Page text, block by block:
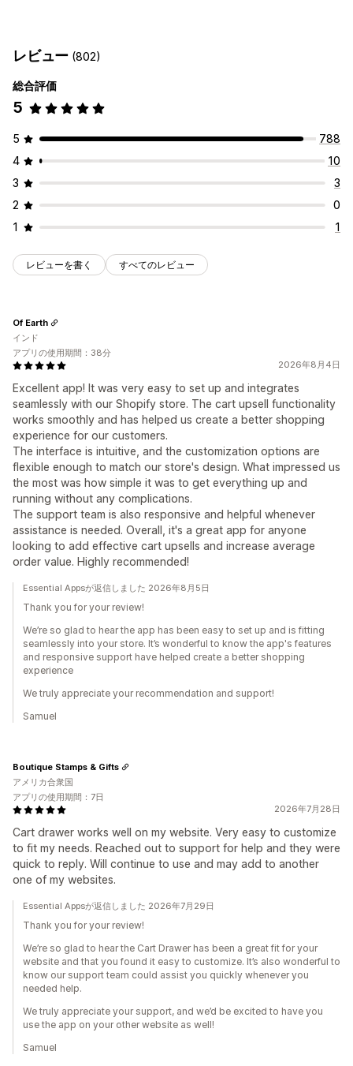
カウントダウンタイマー
アップセル
おすすめ商品 無料配送
カートドロワー カスタムCSS
ドラッグ&ドロップエディタ
オファーとおすすめ
ボリュームディスカウント
AIによるおすすめ
分析
レビュー (802)
総合評価
5
5
788
4
10
3
3
2
0
1
1
レビューを書く すべてのレビュー
2026年8月4日
Excellent app! It was very easy to set up and integrates
seamlessly with our Shopify store. The cart upsell functionality
works smoothly and has helped us create a better shopping
experience for our customers.
The interface is intuitive, and the customization options are
flexible enough to match our store's design. What impressed us
the most was how simple it was to get everything up and
running without any complications.
The support team is also responsive and helpful whenever
assistance is needed. Overall, it's a great app for anyone
looking to add effective cart upsells and increase average
order value. Highly recommended!
Of Earth
インド
アプリの使用期間：38分
Essential Appsが返信しました 2026年8月5日
Thank you for your review!
We’re so glad to hear the app has been easy to set up and is fitting
seamlessly into your store. It’s wonderful to know the app's features
and responsive support have helped create a better shopping
experience
We truly appreciate your recommendation and support!
Samuel
2026年7月28日
Cart drawer works well on my website. Very easy to customize
to fit my needs. Reached out to support for help and they were
quick to reply. Will continue to use and may add to another
one of my websites.
Boutique Stamps & Gifts
アメリカ合衆国
アプリの使用期間：7日
Essential Appsが返信しました 2026年7月29日
Thank you for your review!
We’re so glad to hear the Cart Drawer has been a great fit for your
website and that you found it easy to customize. It’s also wonderful to
know our support team could assist you quickly whenever you
needed help.
We truly appreciate your support, and we’d be excited to have you
use the app on your other website as well!
Samuel